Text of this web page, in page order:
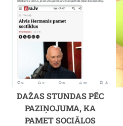
DAŽAS STUNDAS PĒC
PAZIŅOJUMA, KA
PAMET SOCIĀLOS